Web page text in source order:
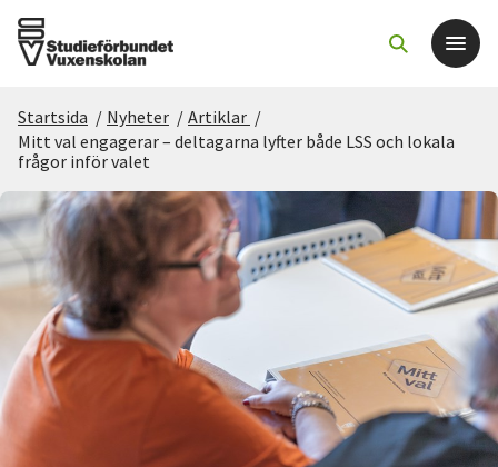
Det här gör vi
För dig som
Sök kurser och evenemang
Om SV
Starta studiecirkel
Cirkelledare
Startsida / Nyheter / Artiklar /
Mitt val engagerar – deltagarna lyfter både LSS och lokala
frågor inför valet